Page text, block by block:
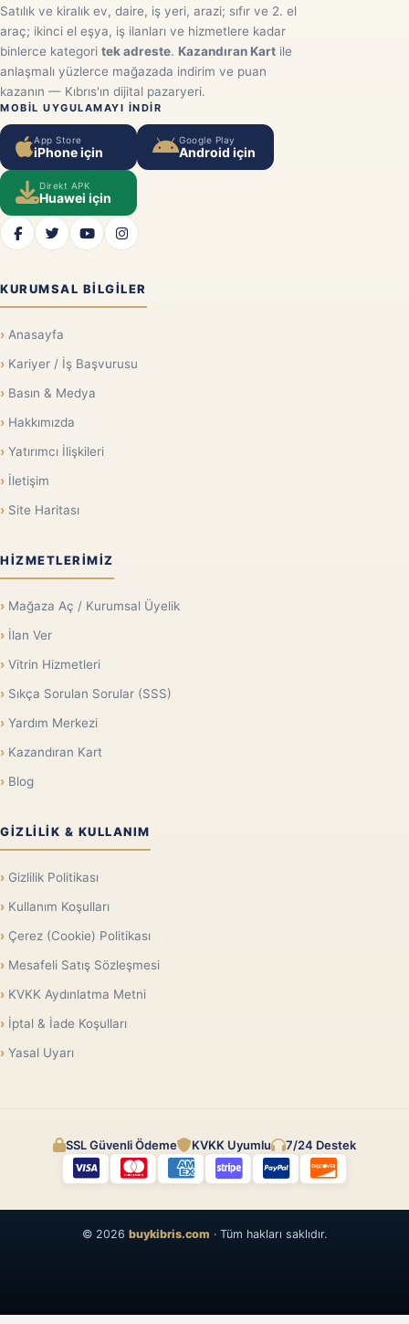
Satılık ve kiralık ev, daire, iş yeri, arazi; sıfır ve 2. el
araç; ikinci el eşya, iş ilanları ve hizmetlere kadar
binlerce kategori tek adreste. Kazandıran Kart ile
anlaşmalı yüzlerce mağazada indirim ve puan
kazanın — Kıbrıs'ın dijital pazaryeri.
MOBIL UYGULAMAYI INDIR
App Store
iPhone için
Google Play
Android için
Direkt APK
Huawei için
KURUMSAL BILGILER
Anasayfa
Kariyer / İş Başvurusu
Basın & Medya
Hakkımızda
Yatırımcı İlişkileri
İletişim
Site Haritası
HIZMETLERIMIZ
Mağaza Aç / Kurumsal Üyelik
İlan Ver
Vitrin Hizmetleri
Sıkça Sorulan Sorular (SSS)
Yardım Merkezi
Kazandıran Kart
Blog
GIZLILIK & KULLANIM
Gizlilik Politikası
Kullanım Koşulları
Çerez (Cookie) Politikası
Mesafeli Satış Sözleşmesi
KVKK Aydınlatma Metni
İptal & İade Koşulları
Yasal Uyarı
SSL Güvenli Ödeme KVKK Uyumlu 7/24 Destek
© 2026 buykibris.com · Tüm hakları saklıdır.